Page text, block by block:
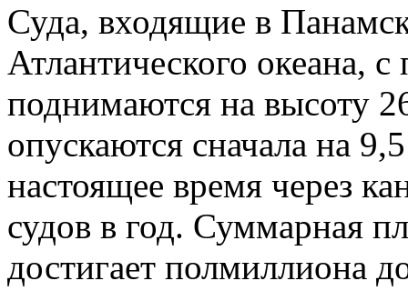
Суда, входящие в
Атлантического океана,
поднимаются на высоту
опускаются сначала на
настоящее время через
судов в год. Суммарная
достигает полмиллиона